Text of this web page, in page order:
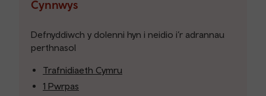
Cynnwys
Defnyddiwch y dolenni hyn i neidio i’r adrannau
perthnasol
Trafnidiaeth Cymru
1 Pwrpas